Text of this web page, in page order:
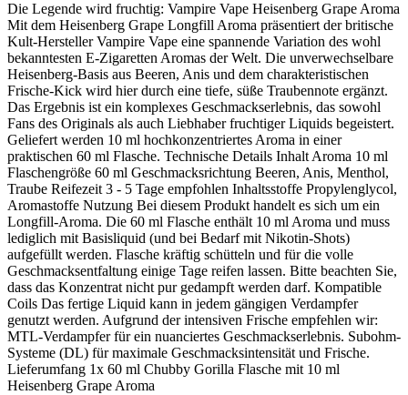
Die Legende wird fruchtig: Vampire Vape Heisenberg Grape Aroma
Mit dem Heisenberg Grape Longfill Aroma präsentiert der britische
Kult-Hersteller Vampire Vape eine spannende Variation des wohl
bekanntesten E-Zigaretten Aromas der Welt. Die unverwechselbare
Heisenberg-Basis aus Beeren, Anis und dem charakteristischen
Frische-Kick wird hier durch eine tiefe, süße Traubennote ergänzt.
Das Ergebnis ist ein komplexes Geschmackserlebnis, das sowohl
Fans des Originals als auch Liebhaber fruchtiger Liquids begeistert.
Geliefert werden 10 ml hochkonzentriertes Aroma in einer
praktischen 60 ml Flasche. Technische Details Inhalt Aroma 10 ml
Flaschengröße 60 ml Geschmacksrichtung Beeren, Anis, Menthol,
Traube Reifezeit 3 - 5 Tage empfohlen Inhaltsstoffe Propylenglycol,
Aromastoffe Nutzung Bei diesem Produkt handelt es sich um ein
Longfill-Aroma. Die 60 ml Flasche enthält 10 ml Aroma und muss
lediglich mit Basisliquid (und bei Bedarf mit Nikotin-Shots)
aufgefüllt werden. Flasche kräftig schütteln und für die volle
Geschmacksentfaltung einige Tage reifen lassen. Bitte beachten Sie,
dass das Konzentrat nicht pur gedampft werden darf. Kompatible
Coils Das fertige Liquid kann in jedem gängigen Verdampfer
genutzt werden. Aufgrund der intensiven Frische empfehlen wir:
MTL-Verdampfer für ein nuanciertes Geschmackserlebnis. Subohm-
Systeme (DL) für maximale Geschmacksintensität und Frische.
Lieferumfang 1x 60 ml Chubby Gorilla Flasche mit 10 ml
Heisenberg Grape Aroma